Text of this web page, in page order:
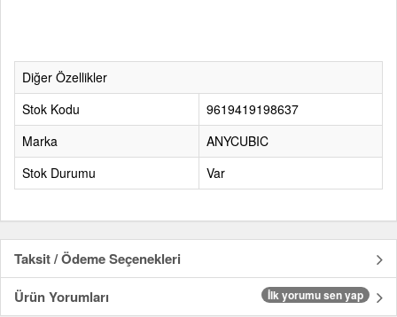
Diğer Özellikler
Stok Kodu
9619419198637
Marka
ANYCUBIC
Stok Durumu
Var
Taksit / Ödeme Seçenekleri
Ürün Yorumları
İlk yorumu sen yap